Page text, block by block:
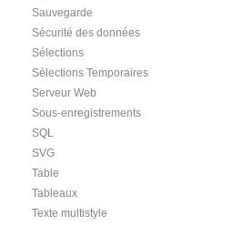
Sauvegarde
Sécurité des données
Sélections
Sélections Temporaires
Serveur Web
Sous-enregistrements
SQL
SVG
Table
Tableaux
Texte multistyle